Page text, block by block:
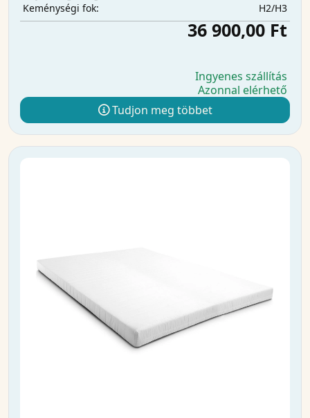
Keménységi fok:
H2/H3
36 900,00 Ft
Ingyenes szállítás
Azonnal elérhető
Tudjon meg többet